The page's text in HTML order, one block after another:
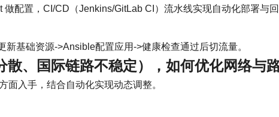
配置，CI/CD（Jenkins/GitLab CI）流水线实现自动化部署与回
基础资源->Ansible配置应用->健康检查通过后切流量。
、国际链路不稳定），如何优化网络与
面入手，结合自动化实现动态调整。